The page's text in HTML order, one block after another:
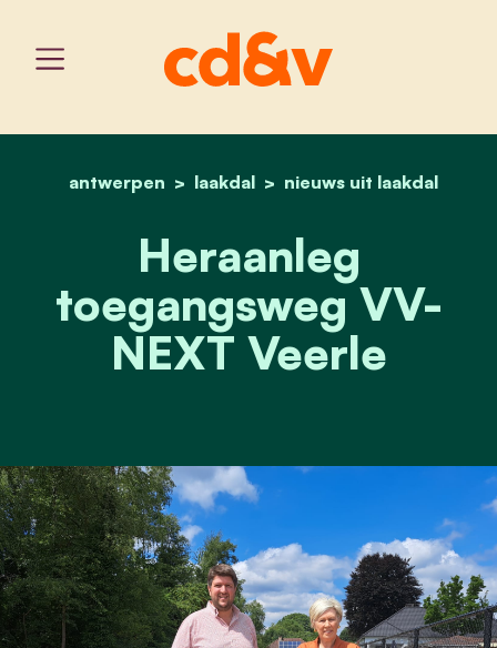
home
antwerpen laakdal nieuws uit laakdal
heraanleg toegangsweg
Heraanleg
toegangsweg VV-
NEXT Veerle